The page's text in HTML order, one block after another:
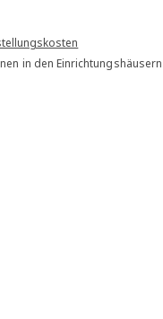
in den Einrichtungshäusern
Alle Bewertungen: